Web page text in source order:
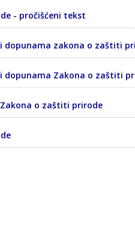
- pročišćeni tekst
dopunama zakona o zaštiti
dopunama Zakona o zaštiti
o zaštiti prirode